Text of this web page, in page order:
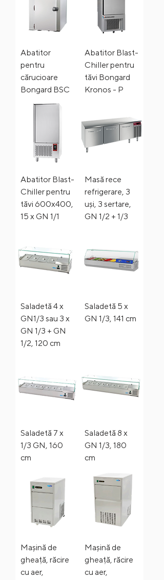
Abatitor
pentru
cărucioare
Bongard BSC
Abatitor Blast-
Chiller pentru
tăvi Bongard
Kronos - P
Abatitor Blast-
Chiller pentru
tăvi 600x400,
15 x GN 1/1
Masă rece
refrigerare, 3
uși, 3 sertare,
GN 1/2 + 1/3
Saladetă 4 x
GN1/3 sau 3 x
GN 1/3 + GN
1/2, 120 cm
Saladetă 5 x
GN 1/3, 141 cm
Saladetă 7 x
1/3 GN, 160
cm
Saladetă 8 x
GN 1/3, 180
cm
Mașină de
gheață, răcire
cu aer,
Mașină de
gheață, răcire
cu aer,